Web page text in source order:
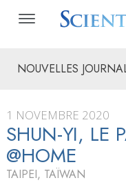
NOUVELLES
1 NOVEMBRE 2020
SHUN-YI, LE
@HOME
TAIPEI, TAÏWAN